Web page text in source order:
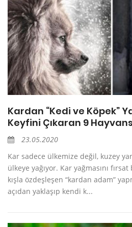
Kardan “Kedi ve Köpek”
Keyfini Çıkaran 9
23.05.2020
Kar sadece ülkemize değil, kuzey
ülkeye yağıyor. Kar yağmasını
kışla özdeşleşen “kardan adam”
açıdan yaklaşıp kendi k...